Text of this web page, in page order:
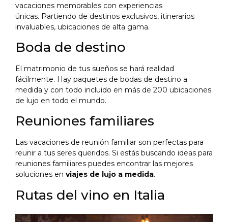
vacaciones memorables con experiencias
únicas. Partiendo de destinos exclusivos, itinerarios
invaluables, ubicaciones de alta gama.
Boda de destino
El matrimonio de tus sueños se hará realidad
fácilmente. Hay paquetes de bodas de destino a
medida y con todo incluido en más de 200 ubicaciones
de lujo en todo el mundo.
Reuniones familiares
Las vacaciones de reunión familiar son perfectas para
reunir a tus seres queridos. Si estás buscando ideas para
reuniones familiares puedes encontrar las mejores
soluciones en viajes de lujo a medida.
Rutas del vino en Italia